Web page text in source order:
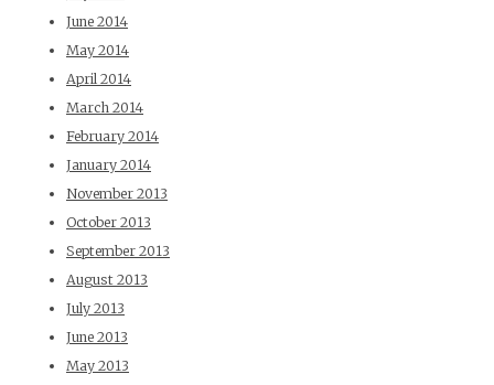
June 2014
May 2014
April 2014
March 2014
February 2014
January 2014
November 2013
October 2013
September 2013
August 2013
July 2013
June 2013
May 2013